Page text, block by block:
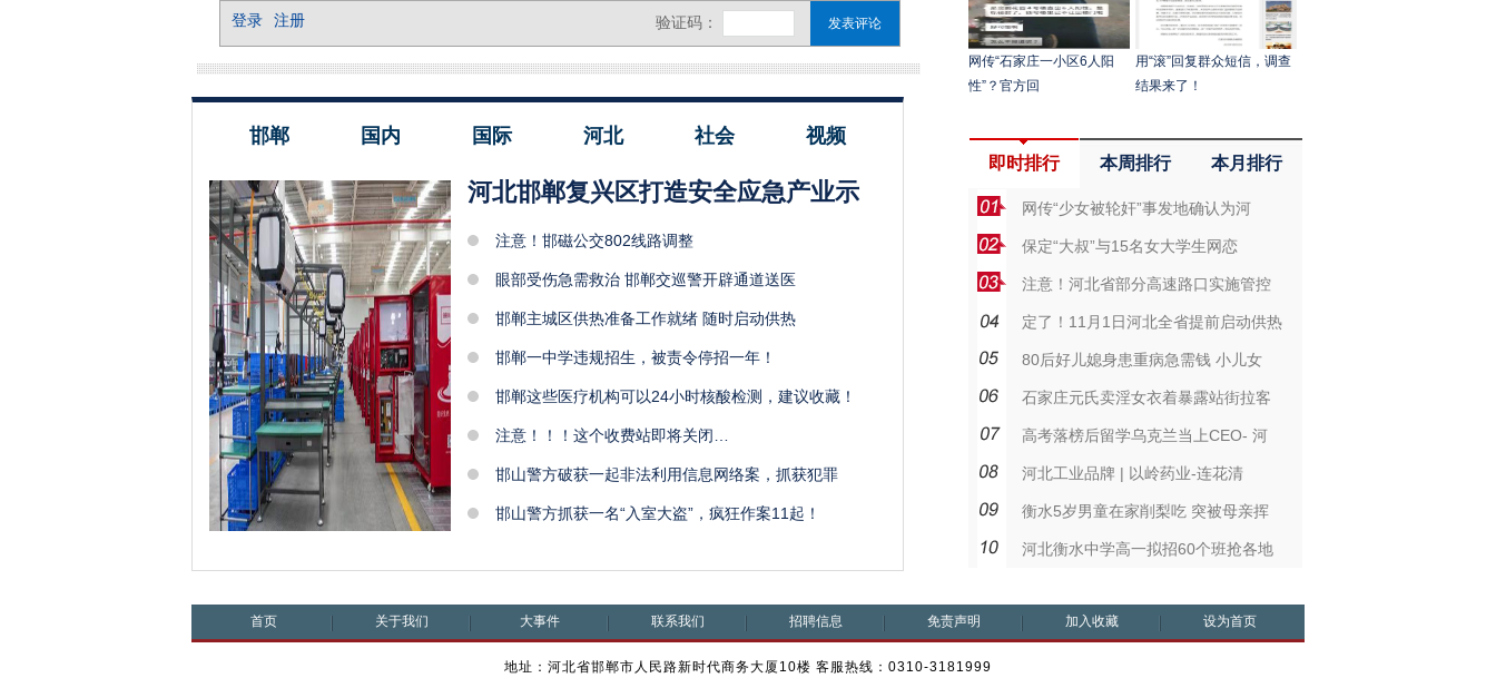
邯郸 国内 国际 河北 社会 视频
河北邯郸复兴区打造安全应急产业示
注意！邯磁公交802线路调整
眼部受伤急需救治 邯郸交巡警开辟通道送医
邯郸主城区供热准备工作就绪 随时启动供热
邯郸一中学违规招生，被责令停招一年！
邯郸这些医疗机构可以24小时核酸检测，建议收藏！
注意！！！这个收费站即将关闭…
邯山警方破获一起非法利用信息网络案，抓获犯罪
邯山警方抓获一名“入室大盗”，疯狂作案11起！
网传“石家庄一小区6人阳
性”？官方回
用“滚”回复群众短信，调查
结果来了！
即时排行 本周排行 本月排行
网传“少女被轮奸”事发地确认为河
保定“大叔”与15名女大学生网恋
注意！河北省部分高速路口实施管控
定了！11月1日河北全省提前启动供热
80后好儿媳身患重病急需钱 小儿女
石家庄元氏卖淫女衣着暴露站街拉客
高考落榜后留学乌克兰当上CEO- 河
河北工业品牌 | 以岭药业-连花清
衡水5岁男童在家削梨吃 突被母亲挥
河北衡水中学高一拟招60个班抢各地
首页 关于我们 大事件 联系我们 招聘信息 免责声明 加入收藏 设为首页
地址：河北省邯郸市人民路新时代商务大厦10楼 客服热线：0310-3181999